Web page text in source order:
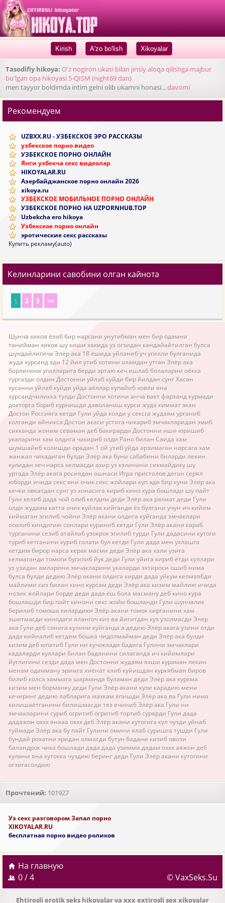
| |
Tasodifiy hikoya: O'z nogiron ukasi bilan jinsiy aloqa qilishga majbur
bo'lgan opa hikoyasi 5-QISM (night69 dan)
men tayyor boldimda intim gelni olib ukamni honasi...davomi
Рекомендуем
UZBXX.RU - УЗБЕКСКОЕ ЭРО РАССКАЗЫ
узбекское порно видео
УЗБЕКСКОЕ ПОРНО ОНЛАЙН
Янги узбекча секс видеолар
HIKOYALAR.RU
Азербайджанское порно онлайн 2026
xikoya.ru
УЗБЕКСКОЕ МОБИЛЬНОЕ ПОРНО ОНЛАЙН
УЗБЕКСКОЕ ПОРНО НА UZPORNHUB.TOP
Uzbekcha ero hikoya
Узбекское порно онлайн
эротические секс рассказы
Купить рекламу(auto)
Келинларини савобини олган кайнота
1 2 3 >>
Шунча хикоя ёзиб бир нарсани унутибман мен бир одамни
танийман хикоя шу киши хакида уз огзидан кандайайтилган булса
шундайлигича Элёр ака 18 ёшида уйланиб уч угилли булганида
жуда хурсанд эди 12 йил утиб хотини оламдан утган Элёр ака
борлигини угилларига берди эртаю кеч ишлаб болаларни оёкка
тургазди олдин Достонни уйлаб куйди бир йилдан сунг Хасан
хусанни уйлаб куйди уйда аёллар купайиб ховли яна
хурсандчиликка тулди Достонни хотини анча вакт фарзанд курмади
докторга бориб курнишди даволаниш курси жуда киммат экан
Достон Россияга кетди Гули уйда колди у сексга жудаям урганиб
колганди айникса Достон акаси устига чикариб эмчакларидан эмиб
сикканда жоним севаман деб бакирарди Достонни иши юришиб
укаларини хам олдига чакириб олди Рано билан Саида хам
шумшайиб колишди орадан 1 ой утиб уйда арзимаган нарсага хам
жанжал чикадиган булди Элёр ака буни сабабини биларди лекин
кулидан хеч нарса келмасди ахир уз кэлинини сикмайдику шу
уртада Элёр акага росиядан ошнаси Игра пристолов деган серял
юборди ичида секс яни очик секс жойлари куп эди бир куни Элёр ака
кечки овкатдан сунг уз хонасига кириб кино кура бошлади шу пайт
Гули келиб дада чой олиб келдим деди Элёр ака рахмат деди Гули
олди жудаям катта очик куйлак кийганди ёз булгани учун ич кийим
киймаган эгилиб чойни Элёр акани олдига куйганда эмчаклари
осилиб киндигию сонлари куриниб кетди Гули Элёр акани караб
турганини сезиб атайлаб узокрок эгилиб турди Гули дадасини кутоги
туриб кетганини куриб галати бул кетди Гули дада мен ухлашга
кетдим бирор нарса керак масми деди Элёр ака хали узига
келмаганди томоги бугилиб йук деди Гули уйига кириб ётди куллари
уз узидан амларини эмчакларини укаларди эхтироси ошиб нима
булса булди дедию Элёр акани олдига кирди дада уйкум келмаябди
майлими сиз билан кино курсам деди Элёр ака кизим майлию ичида
нозик жойлари борде деди дада ёш бола масману деб кино кура
бошлашди бир пайт кинони секс жойи бошланди Гули шунчалик
берилиб томоша килардики Элёр акани томок кирганини хам
эшитмасди кинодаги ялангоч киз ва йигитдан куз узолмасди Элёр
ака Гули деб сонига кулини куйганда а дедию Элёр акага узини отди
дада кийналиб кетдим бошка чидолмайман деди Элёр ака булди
кизим деб юпатиб Гули ни кучоклади бадига Гулини эмчаклари
кадаларди куллари билан баданини силаганда ич кийимлари
йуглигини сезди дада мен Достонни жудаям яхши кураман лекин
менам одамману эримга хиёнат клиб куйишдан куркябман биров
билиб колса хаммага шарманда буламан деди Элёр ака куркма
кизим мен борманку деди Гули Элёр акани кузи карадию мени
кечиринг дедию лабларига махкам ёпишди Элёр ака ва Гули нима
килишаётганини билишмасди тез ечиниб Элёр ака Гули ни
эмчакларини суриб огритиб огритиб тортиб сурарди Гули дада
дадажон оххх янааа оххх деб Элёр акани кутогига кул чузди уйнаб
туймади Элёр ака бу пайт Гулини омини ялаб суришга тушди Гули
бундай рохатни эридан олмасди бутун бадани кизиб овози
баландрок чика бошлади дада дада узимми дадам оххх аяжон деб
кулини яна кутокка чуздию беринг деди Гули Элёр акани кутогини
огзигасолдию
Прочтений: 101927
Уз секс разговором Запал порно
XIKOYALAR.RU
бесплатная порно видео роликов
На главную
0 / 4
© VaxSeks.Su
Ehtirosli erotik seks hikoyalar va xxx extirosli sex xikoyalar